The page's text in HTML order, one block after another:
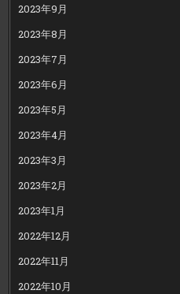
2023年9月
2023年8月
2023年7月
2023年6月
2023年5月
2023年4月
2023年3月
2023年2月
2023年1月
2022年12月
2022年11月
2022年10月